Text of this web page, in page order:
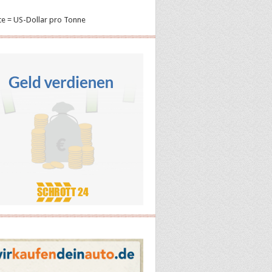
= US-Dollar pro Tonne